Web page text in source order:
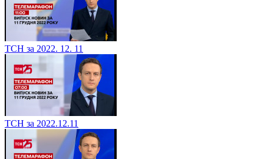
ТСН за 2022. 12. 11
ТСН за 2022.12.11